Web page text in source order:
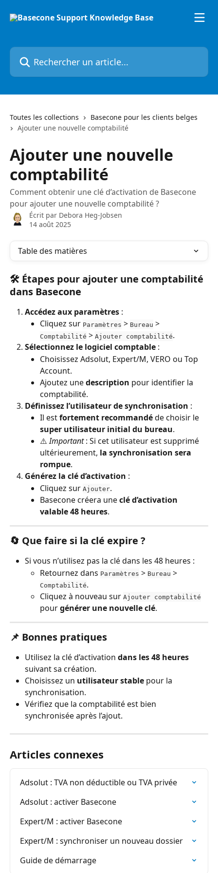
Rechercher un article...
Toutes les collections
Basecone pour les clients belges
Ajouter une nouvelle comptabilité
Ajouter une nouvelle
comptabilité
Comment obtenir une clé d’activation de Basecone
pour ajouter une nouvelle comptabilité ?
Écrit par Debora Heg-Jobsen
14 août 2025
Table des matières
🛠 Étapes pour ajouter une comptabilité
dans Basecone
Accédez aux paramètres :
Cliquez sur Paramètres > Bureau >
Comptabilité > Ajouter comptabilité.
Sélectionnez le logiciel comptable :
Choisissez Adsolut, Expert/M, VERO ou Top
Account.
Ajoutez une description pour identifier la
comptabilité.
Définissez l’utilisateur de synchronisation :
Il est fortement recommandé de choisir le
super utilisateur initial du bureau.
⚠️ Important : Si cet utilisateur est supprimé
ultérieurement, la synchronisation sera
rompue.
Générez la clé d’activation :
Cliquez sur Ajouter.
Basecone créera une clé d’activation
valable 48 heures.
🔄 Que faire si la clé expire ?
Si vous n’utilisez pas la clé dans les 48 heures :
Retournez dans Paramètres > Bureau >
Comptabilité.
Cliquez à nouveau sur Ajouter comptabilité
pour générer une nouvelle clé.
📌 Bonnes pratiques
Utilisez la clé d’activation dans les 48 heures
suivant sa création.
Choisissez un utilisateur stable pour la
synchronisation.
Vérifiez que la comptabilité est bien
synchronisée après l’ajout.
Articles connexes
Adsolut : TVA non déductible ou TVA privée
Adsolut : activer Basecone
Expert/M : activer Basecone
Expert/M : synchroniser un nouveau dossier
Guide de démarrage